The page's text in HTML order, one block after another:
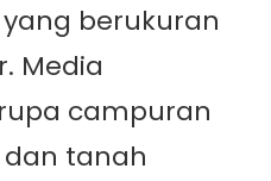
yang berukuran
Media
campuran
tanah